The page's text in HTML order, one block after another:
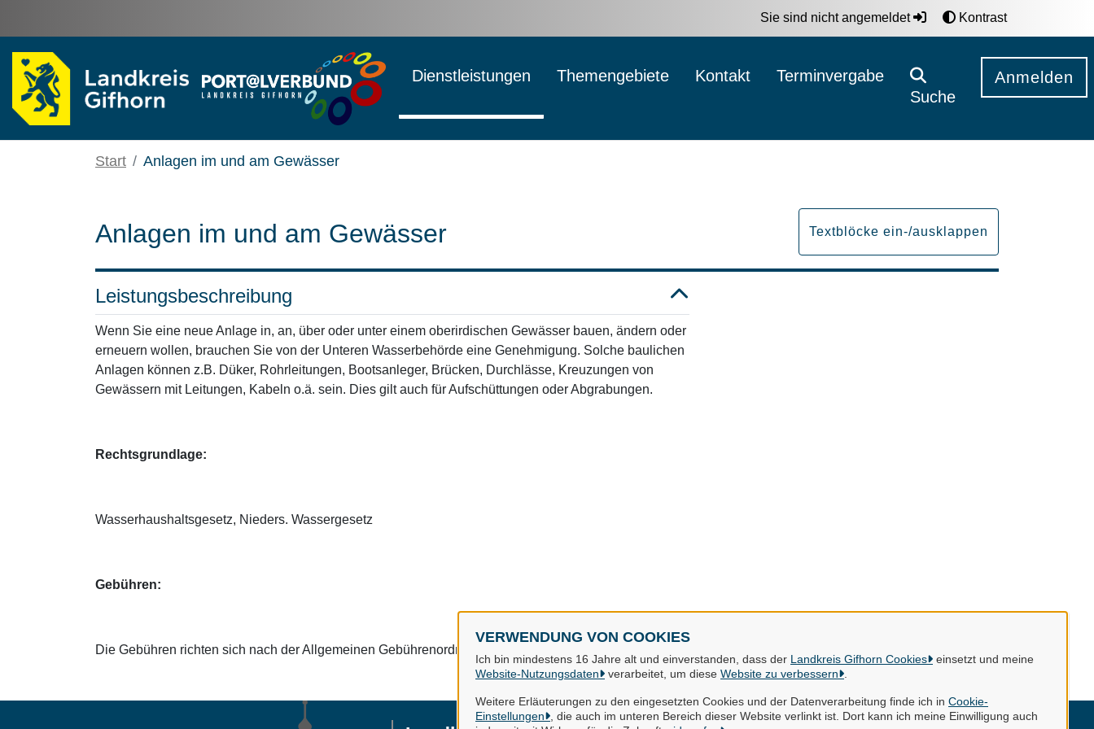
VERWENDUNG VON COOKIES
Ich bin mindestens 16 Jahre alt und einverstanden, dass der Landkreis Gifhorn Cookies
einsetzt und meine
Website-Nutzungsdaten
verarbeitet, um diese Website zu verbessern
Weitere Erläuterungen zu den eingesetzten Cookies und der Datenverarbeitung finde ich in Cookie-
Einstellungen
, die auch im unteren Bereich dieser Website verlinkt ist. Dort kann ich meine Einwilligung auch
Sie sind nicht angemeldet Kontrast
Dienstleistungen Themengebiete Kontakt
Terminvergabe
Suche
Anmelden
Start Anlagen im und am Gewässer
Anlagen im und am Gewässer Textblöcke ein-/ausklappen
Leistungsbeschreibung
Wenn Sie eine neue Anlage in, an, über oder unter einem oberirdischen Gewässer bauen, ändern oder
erneuern wollen, brauchen Sie von der Unteren Wasserbehörde eine Genehmigung. Solche baulichen
Anlagen können z.B. Düker, Rohrleitungen, Bootsanleger, Brücken, Durchlässe, Kreuzungen von
Gewässern mit Leitungen, Kabeln o.ä. sein. Dies gilt auch für Aufschüttungen oder Abgrabungen.
Rechtsgrundlage:
Wasserhaushaltsgesetz, Nieders. Wassergesetz
Gebühren:
Die Gebühren richten sich nach der Allgemeinen Gebührenordnung.